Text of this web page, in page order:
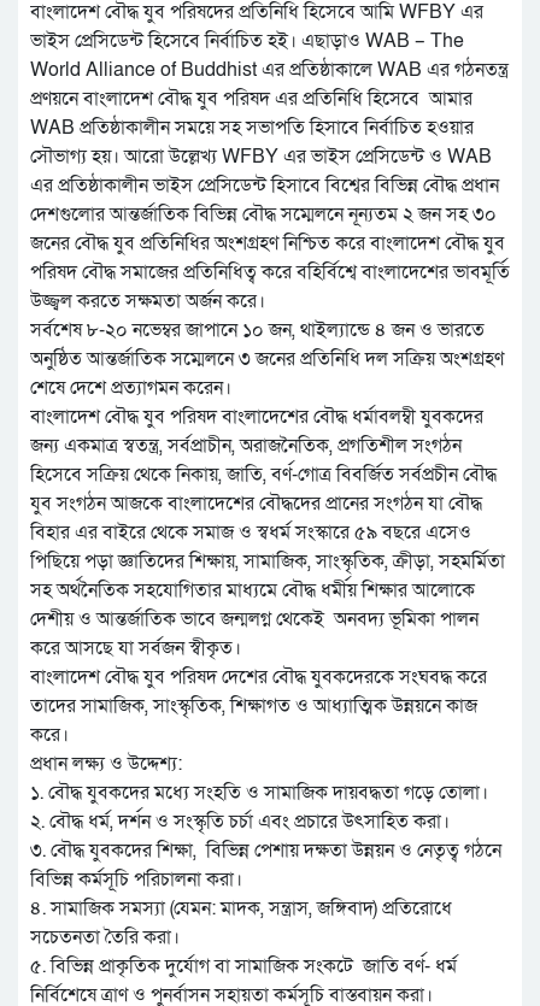
বাংলাদেশ বৌদ্ধ যুব পরিষদের প্রতিনিধি হিসেবে আমি WFBY এর
ভাইস প্রেসিডেন্ট হিসেবে নির্বাচিত হই। এছাড়াও WAB – The
World Alliance of Buddhist এর প্রতিষ্ঠাকালে WAB এর গঠনতন্ত্র
প্রণয়নে বাংলাদেশ বৌদ্ধ যুব পরিষদ এর প্রতিনিধি হিসেবে আমার
WAB প্রতিষ্ঠাকালীন সময়ে সহ সভাপতি হিসাবে নির্বাচিত হওয়ার
সৌভাগ্য হয়। আরো উল্লেখ্য WFBY এর ভাইস প্রেসিডেন্ট ও WAB
এর প্রতিষ্ঠাকালীন ভাইস প্রেসিডেন্ট হিসাবে বিশ্বের বিভিন্ন বৌদ্ধ প্রধান
দেশগুলোর আন্তর্জাতিক বিভিন্ন বৌদ্ধ সম্মেলনে নূন্যতম ২ জন সহ ৩০
জনের বৌদ্ধ যুব প্রতিনিধির অংশগ্রহণ নিশ্চিত করে বাংলাদেশ বৌদ্ধ যুব
পরিষদ বৌদ্ধ সমাজের প্রতিনিধিত্ব করে বহির্বিশ্বে বাংলাদেশের ভাবমূর্তি
উজ্জ্বল করতে সক্ষমতা অর্জন করে।
সর্বশেষ ৮-২০ নভেম্বর জাপানে ১০ জন, থাইল্যান্ডে ৪ জন ও ভারতে
অনুষ্ঠিত আন্তর্জাতিক সম্মেলনে ৩ জনের প্রতিনিধি দল সক্রিয় অংশগ্রহণ
শেষে দেশে প্রত্যাগমন করেন।
বাংলাদেশ বৌদ্ধ যুব পরিষদ বাংলাদেশের বৌদ্ধ ধর্মাবলম্বী যুবকদের
জন্য একমাত্র স্বতন্ত্র, সর্বপ্রাচীন, অরাজনৈতিক, প্রগতিশীল সংগঠন
হিসেবে সক্রিয় থেকে নিকায়, জাতি, বর্ণ-গোত্র বিবর্জিত সর্বপ্রচীন বৌদ্ধ
যুব সংগঠন আজকে বাংলাদেশের বৌদ্ধদের প্রানের সংগঠন যা বৌদ্ধ
বিহার এর বাইরে থেকে সমাজ ও স্বধর্ম সংস্কারে ৫৯ বছরে এসেও
পিছিয়ে পড়া জ্ঞাতিদের শিক্ষায়, সামাজিক, সাংস্কৃতিক, ক্রীড়া, সহমর্মিতা
সহ অর্থনৈতিক সহযোগিতার মাধ্যমে বৌদ্ধ ধর্মীয় শিক্ষার আলোকে
দেশীয় ও আন্তর্জাতিক ভাবে জন্মলগ্ন থেকেই অনবদ্য ভূমিকা পালন
করে আসছে যা সর্বজন স্বীকৃত।
বাংলাদেশ বৌদ্ধ যুব পরিষদ দেশের বৌদ্ধ যুবকদেরকে সংঘবদ্ধ করে
তাদের সামাজিক, সাংস্কৃতিক, শিক্ষাগত ও আধ্যাত্মিক উন্নয়নে কাজ
করে।
প্রধান লক্ষ্য ও উদ্দেশ্য:
১. বৌদ্ধ যুবকদের মধ্যে সংহতি ও সামাজিক দায়বদ্ধতা গড়ে তোলা।
২. বৌদ্ধ ধর্ম, দর্শন ও সংস্কৃতি চর্চা এবং প্রচারে উৎসাহিত করা।
৩. বৌদ্ধ যুবকদের শিক্ষা, বিভিন্ন পেশায় দক্ষতা উন্নয়ন ও নেতৃত্ব গঠনে
বিভিন্ন কর্মসূচি পরিচালনা করা।
৪. সামাজিক সমস্যা (যেমন: মাদক, সন্ত্রাস, জঙ্গিবাদ) প্রতিরোধে
সচেতনতা তৈরি করা।
৫. বিভিন্ন প্রাকৃতিক দুর্যোগ বা সামাজিক সংকটে জাতি বর্ণ- ধর্ম
নির্বিশেষে ত্রাণ ও পুনর্বাসন সহায়তা কর্মসূচি বাস্তবায়ন করা।